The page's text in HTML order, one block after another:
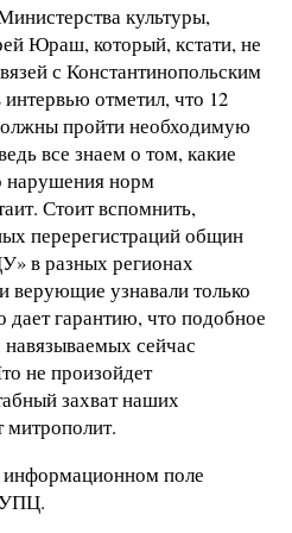
культуры,
Юраш, который, кстати, не
с Константинопольским
отметил, что 12
пройти необходимую
все знаем о том, какие
нарушения норм
Стоит вспомнить,
перерегистраций общин
в разных регионах
узнавали только
дает гарантию, что подобное
навязываемых сейчас
не произойдет
захват наших
информационном поле
УПЦ.